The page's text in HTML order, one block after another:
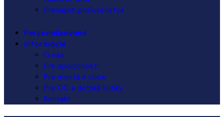
Prenájom príslušenstva
Personalizované
Informácie
O nás
Pre spoločnosti
Pre mestá a obce
Pre OC a detské kútiky
Kontakt